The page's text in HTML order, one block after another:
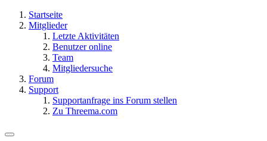
Startseite
Mitglieder
Letzte Aktivitäten
Benutzer online
Team
Mitgliedersuche
Forum
Support
Supportanfrage ins Forum stellen
Zu Threema.com